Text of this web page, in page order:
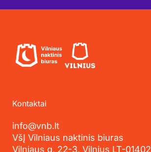
Kontaktai
info@vnb.lt
VšĮ Vilniaus naktinis biuras
Vilniaus g. 22-3, Vilnius LT-01402